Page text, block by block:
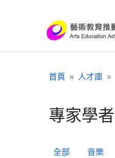
首頁 人才庫
專家學者
全部 音樂